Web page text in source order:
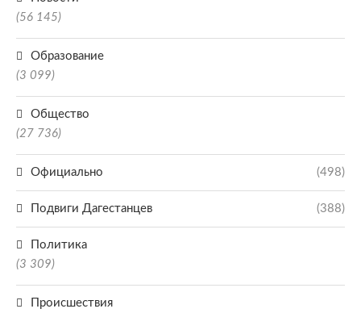
(56 145)
Образование
(3 099)
Общество
(27 736)
Официально (498)
Подвиги Дагестанцев (388)
Политика
(3 309)
Происшествия